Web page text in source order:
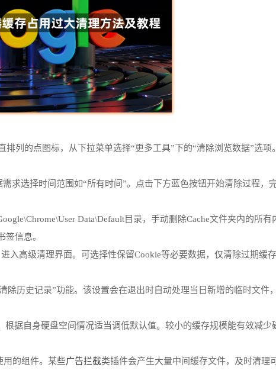
列的点图标，从下拉菜单选择“更多工具”下的“清除浏览数据”选项
求选择时间范围如“所有时间”。点击下方蓝色按钮开始清除过程，
Data\Default目录，手动删除Cache文件夹内的所有
签信息。
入高级清理界面。可选择性保留Cookie等必要数据，仅清除过期缓
历史记录”功能。该设置会在退出时自动处理当日新增的临时文件
据自身硬盘空间情况适当调低默认值。较小的缓存规模能有效减少
用的组件。某些广告拦截类插件会产生大量中间缓存文件，及时清理